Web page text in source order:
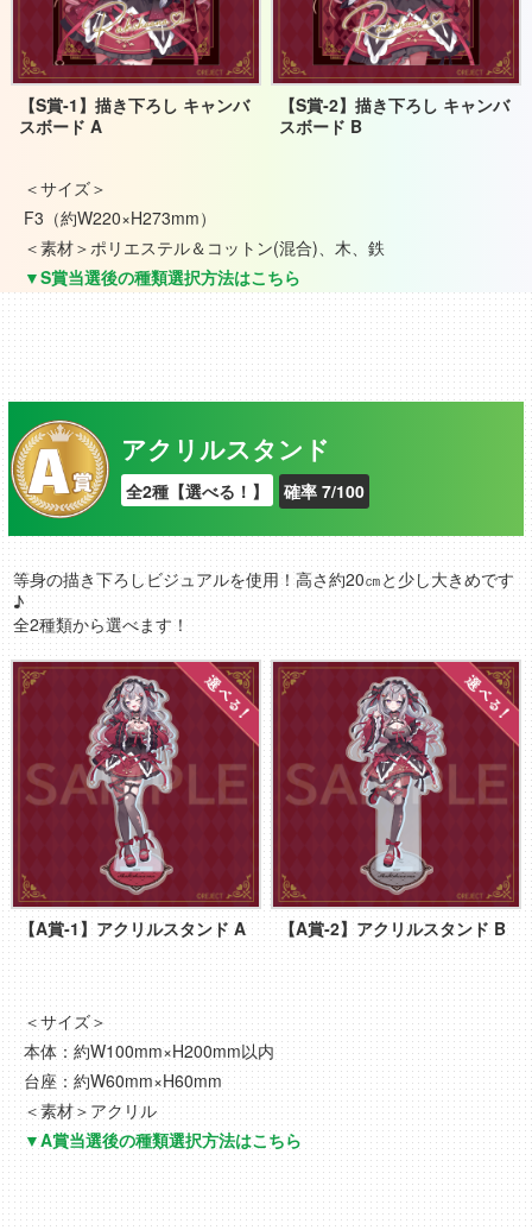
【S賞‐1】描き下ろし キャンバ
スボード A
【S賞‐2】描き下ろし キャンバ
スボード B
＜サイズ＞
F3（約W220×H273mm）
＜素材＞ポリエステル＆コットン(混合)、木、鉄
▼S賞当選後の種類選択方法はこちら
アクリルスタンド
全2種【選べる！】 確率 7/100
等身の描き下ろしビジュアルを使用！高さ約20㎝と少し大きめです
♪
全2種類から選べます！
【A賞‐1】アクリルスタンド A 【A賞‐2】アクリルスタンド B
＜サイズ＞
本体：約W100mm×H200mm以内
台座：約W60mm×H60mm
＜素材＞アクリル
▼A賞当選後の種類選択方法はこちら